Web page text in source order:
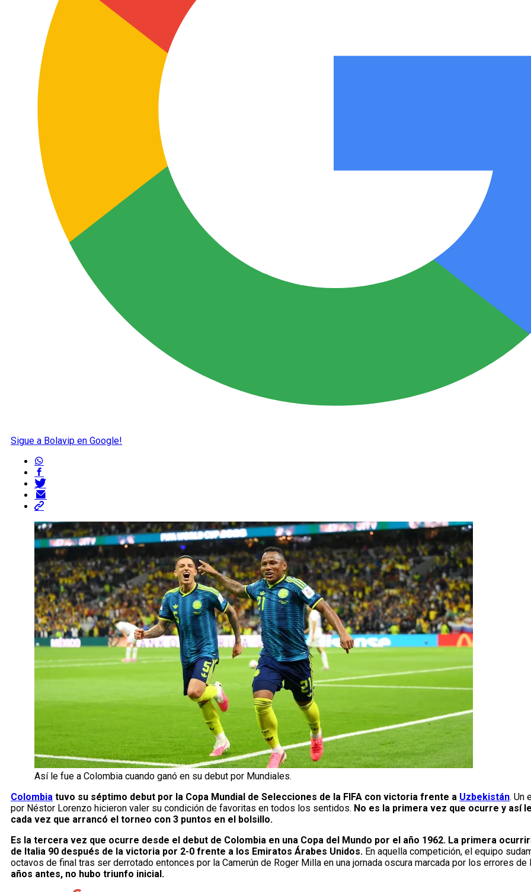
Sigue a Bolavip en Google!
Así le fue a Colombia cuando ganó en su debut por Mundiales.
Colombia tuvo su séptimo debut por la Copa Mundial de Selecciones de la FIFA con victoria frente a Uzbekistán. Un
por Néstor Lorenzo hicieron valer su condición de favoritas en todos los sentidos. No es la primera vez que ocurre y así
cada vez que arrancó el torneo con 3 puntos en el bolsillo.
Es la tercera vez que ocurre desde el debut de Colombia en una Copa del Mundo por el año 1962. La primera
de Italia 90 después de la victoria por 2-0 frente a los Emiratos Árabes Unidos. En aquella competición, el equipo
octavos de final tras ser derrotado entonces por la Camerún de Roger Milla en una jornada oscura marcada por los errores de
años antes, no hubo triunfo inicial.